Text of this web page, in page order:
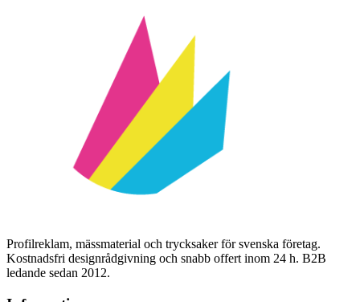
Profilreklam, mässmaterial och trycksaker för svenska företag.
Kostnadsfri designrådgivning och snabb offert inom 24 h. B2B
ledande sedan 2012.